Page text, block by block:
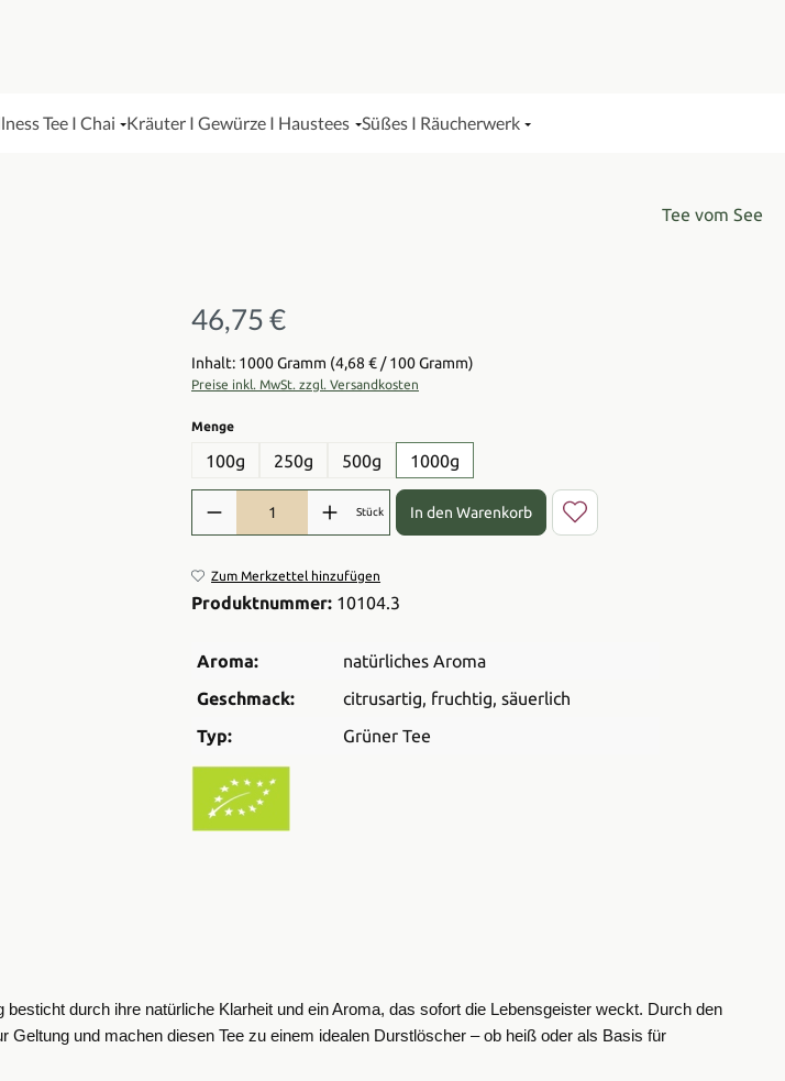
Tee I Chai Kräuter I Gewürze I Haustees Süßes I Räucherwerk
Tee vom See
Regulärer Preis:
46,75 €
Inhalt: 1000 Gramm (4,68 € / 100 Gramm)
Preise inkl. MwSt. zzgl. Versandkosten
Mengeauswählen
100g 250g 500g 1000g
Produkt Anzahl: Gib den gewünschten Wert ein oder benutze die
Stück In den Warenkorb
Zum Merkzettel hinzufügen
Produktnummer: 10104.3
Aroma:
natürliches Aroma
Geschmack:
citrusartig, fruchtig, säuerlich
Typ:
Grüner Tee
durch ihre natürliche Klarheit und ein Aroma, das sofort die Lebensgeister weckt. Durch den
und machen diesen Tee zu einem idealen Durstlöscher – ob heiß oder als Basis für